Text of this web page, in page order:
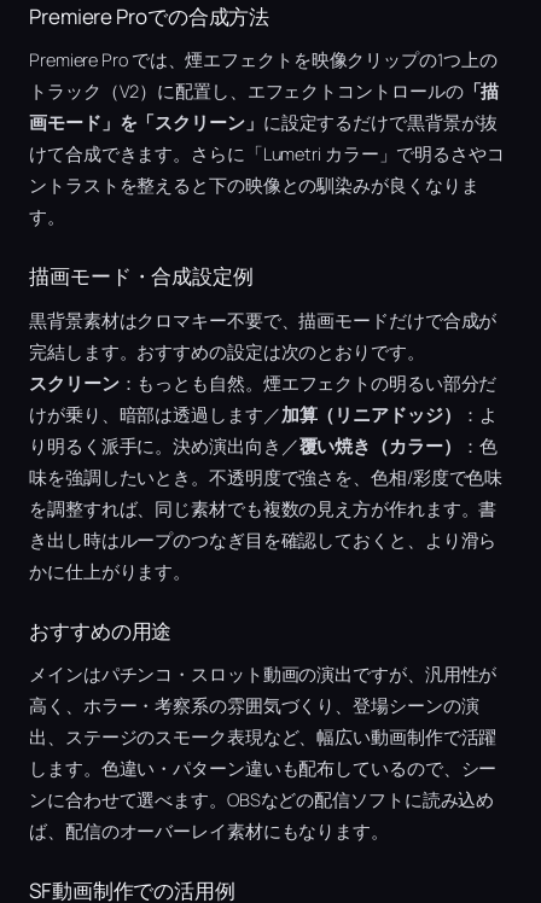
Premiere Proでの合成方法
Premiere Pro では、煙エフェクトを映像クリップの1つ上の
トラック（V2）に配置し、エフェクトコントロールの「描
画モード」を「スクリーン」 に設定するだけで黒背景が抜
けて合成できます。さらに「Lumetri カラー」で明るさやコ
ントラストを整えると下の映像との馴染みが良くなりま
す。
描画モード・合成設定例
黒背景素材はクロマキー不要で、描画モードだけで合成が
完結します。おすすめの設定は次のとおりです。
スクリーン：もっとも自然。煙エフェクトの明るい部分だ
けが乗り、暗部は透過します／加算（リニアドッジ）
：よ
り明るく派手に。決め演出向き／覆い焼き（カラー）
：色
味を強調したいとき。不透明度で強さを、色相/彩度で色味
を調整すれば、同じ素材でも複数の見え方が作れます。書
き出し時はループのつなぎ目を確認しておくと、より滑ら
かに仕上がります。
おすすめの用途
メインはパチンコ・スロット動画の演出ですが、汎用性が
高く、ホラー・考察系の雰囲気づくり、登場シーンの演
出、ステージのスモーク表現など、幅広い動画制作で活躍
します。色違い・パターン違いも配布しているので、シー
ンに合わせて選べます。OBSなどの配信ソフトに読み込め
ば、配信のオーバーレイ素材にもなります。
SF動画制作での活用例